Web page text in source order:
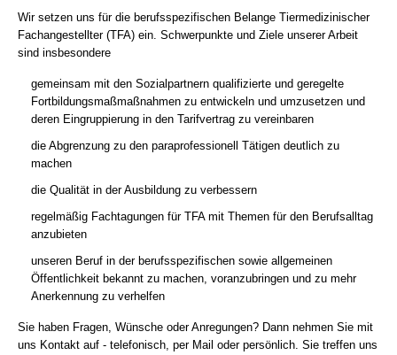
Wir setzen uns für die berufsspezifischen Belange Tiermedizinischer
Fachangestellter (TFA) ein. Schwerpunkte und Ziele unserer Arbeit
sind insbesondere
gemeinsam mit den Sozialpartnern qualifizierte und geregelte
Fortbildungsmaßmaßnahmen zu entwickeln und umzusetzen und
deren Eingruppierung in den Tarifvertrag zu vereinbaren
die Abgrenzung zu den paraprofessionell Tätigen deutlich zu
machen
die Qualität in der Ausbildung zu verbessern
regelmäßig Fachtagungen für TFA mit Themen für den Berufsalltag
anzubieten
unseren Beruf in der berufsspezifischen sowie allgemeinen
Öffentlichkeit bekannt zu machen, voranzubringen und zu mehr
Anerkennung zu verhelfen
Sie haben Fragen, Wünsche oder Anregungen? Dann nehmen Sie mit
uns Kontakt auf - telefonisch, per Mail oder persönlich. Sie treffen uns